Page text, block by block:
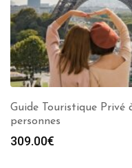
Guide Touristique Privé
personnes
309.00€